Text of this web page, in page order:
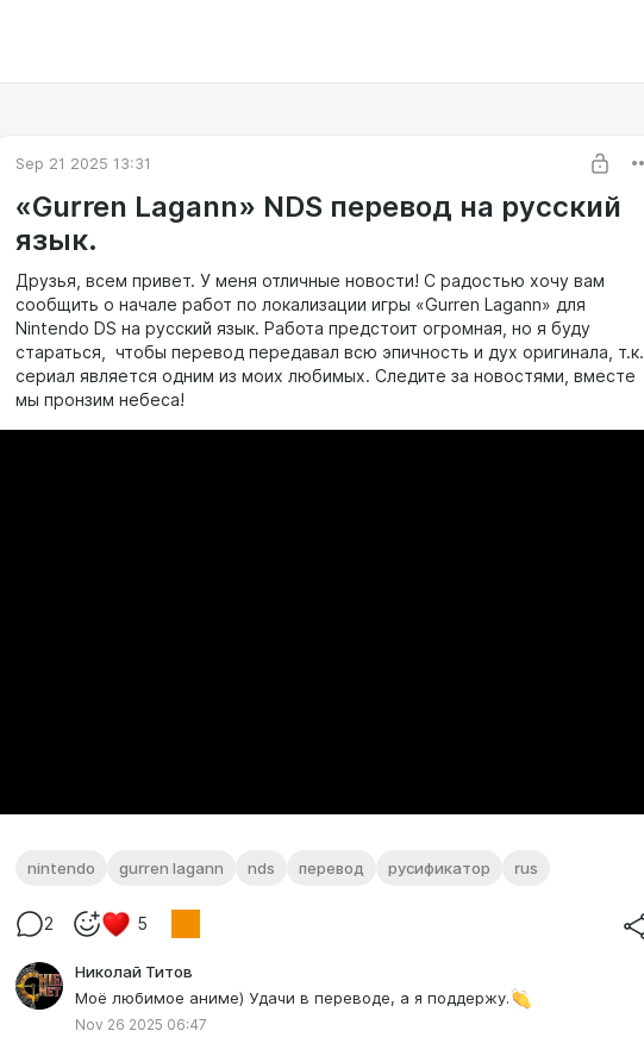
Sep 21 2025 13:31
«Gurren Lagann» NDS перевод на русский
язык.
Друзья, всем привет. У меня отличные новости! С радостью хочу вам
сообщить о начале работ по локализации игры «Gurren Lagann» для
Nintendo DS на русский язык. Работа предстоит огромная, но я буду
стараться, чтобы перевод передавал всю эпичность и дух оригинала, т.к.
сериал является одним из моих любимых. Следите за новостями, вместе
мы пронзим небеса!
nintendo gurren lagann nds перевод русификатор rus
2 5
Николай Титов
Моё любимое аниме) Удачи в переводе, а я поддержу.
Nov 26 2025 06:47